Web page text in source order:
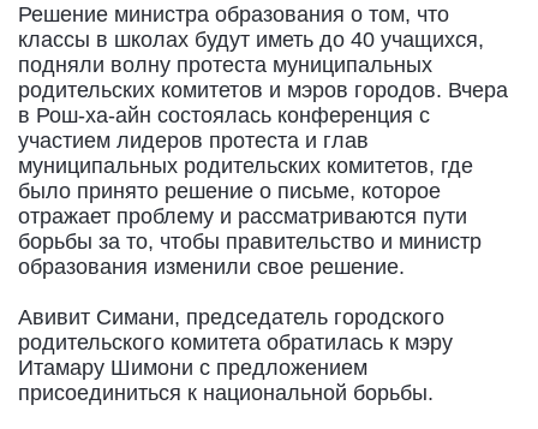
Решение министра образования о том, что
классы в школах будут иметь до 40 учащихся,
подняли волну протеста муниципальных
родительских комитетов и мэров городов. Вчера
в Рош-ха-айн состоялась конференция с
участием лидеров протеста и глав
муниципальных родительских комитетов, где
было принято решение о письме, которое
отражает проблему и рассматриваются пути
борьбы за то, чтобы правительство и министр
образования изменили свое решение.
Авивит Симани, председатель городского
родительского комитета обратилась к мэру
Итамару Шимони с предложением
присоединиться к национальной борьбы.